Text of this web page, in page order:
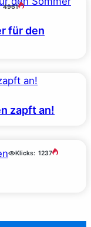
4961
für den
zapft an!
Klicks: 1237